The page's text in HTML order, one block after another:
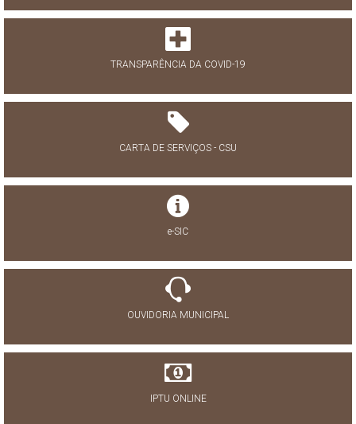
TRANSPARÊNCIA DA COVID-19
CARTA DE SERVIÇOS - CSU
e-SIC
OUVIDORIA MUNICIPAL
IPTU ONLINE